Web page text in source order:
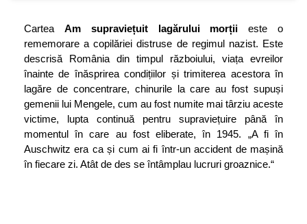
Cartea Am supraviețuit lagărului morții este o
rememorare a copilăriei distruse de regimul nazist. Este
descrisă România din timpul războiului, viața evreilor
înainte de înăsprirea condițiilor și trimiterea acestora în
lagăre de concentrare, chinurile la care au fost supuși
gemenii lui Mengele, cum au fost numite mai târziu aceste
victime, lupta continuă pentru supraviețuire până în
momentul în care au fost eliberate, în 1945. „A fi în
Auschwitz era ca și cum ai fi într-un accident de mașină
în fiecare zi. Atât de des se întâmplau lucruri groaznice.“